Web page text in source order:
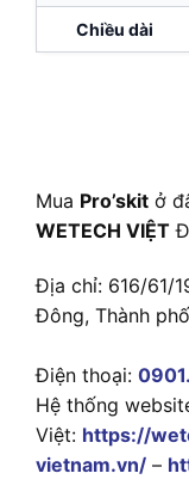
Chiều dài
Mua Pro’skit ở
WETECH VIỆT
Địa chỉ: 616/61/
Đông, Thành
Điện thoại:
Hệ thống
Việt: https://
vietnam.vn/ –